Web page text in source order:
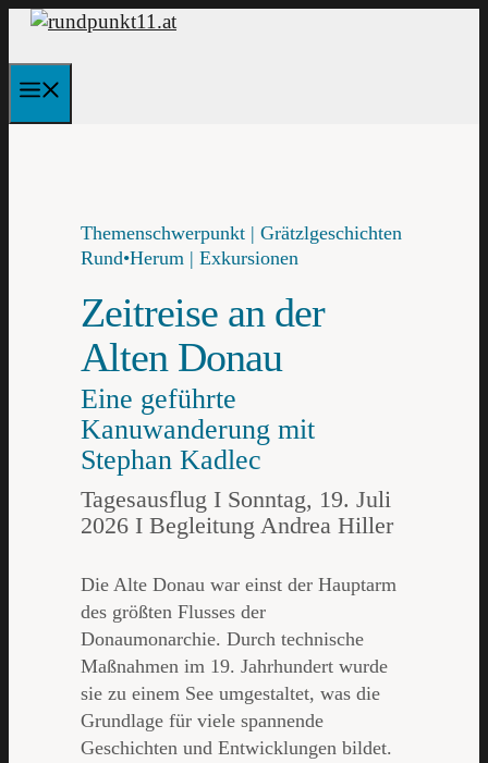
Zum
Themenschwerpunkt | Grätzlgeschichten
Rund•Herum | Exkursionen
Zeitreise an der
Alten Donau
Eine geführte
Kanuwanderung mit
Stephan Kadlec
Tagesausflug I Sonntag, 19. Juli
2026 I Begleitung Andrea Hiller
Die Alte Donau war einst der Hauptarm
des größten Flusses der
Donaumonarchie. Durch technische
Maßnahmen im 19. Jahrhundert wurde
sie zu einem See umgestaltet, was die
Grundlage für viele spannende
Geschichten und Entwicklungen bildet.